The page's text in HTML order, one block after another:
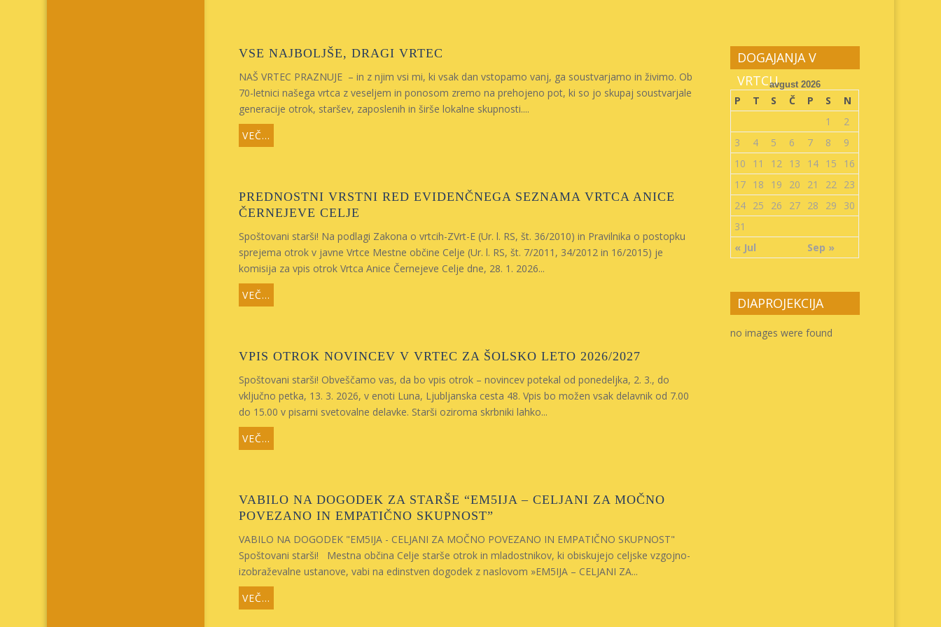
VSE NAJBOLJŠE, DRAGI VRTEC
NAŠ VRTEC PRAZNUJE – in z njim vsi mi, ki vsak dan vstopamo vanj, ga soustvarjamo in živimo. Ob
70-letnici našega vrtca z veseljem in ponosom zremo na prehojeno pot, ki so jo skupaj soustvarjale
generacije otrok, staršev, zaposlenih in širše lokalne skupnosti....
VEČ...
PREDNOSTNI VRSTNI RED EVIDENČNEGA SEZNAMA VRTCA ANICE
ČERNEJEVE CELJE
Spoštovani starši! Na podlagi Zakona o vrtcih-ZVrt-E (Ur. l. RS, št. 36/2010) in Pravilnika o postopku
sprejema otrok v javne Vrtce Mestne občine Celje (Ur. l. RS, št. 7/2011, 34/2012 in 16/2015) je
komisija za vpis otrok Vrtca Anice Černejeve Celje dne, 28. 1. 2026...
VEČ...
VPIS OTROK NOVINCEV V VRTEC ZA ŠOLSKO LETO 2026/2027
Spoštovani starši! Obveščamo vas, da bo vpis otrok – novincev potekal od ponedeljka, 2. 3., do
vključno petka, 13. 3. 2026, v enoti Luna, Ljubljanska cesta 48. Vpis bo možen vsak delavnik od 7.00
do 15.00 v pisarni svetovalne delavke. Starši oziroma skrbniki lahko...
VEČ...
VABILO NA DOGODEK ZA STARŠE “EM5IJA – CELJANI ZA MOČNO
POVEZANO IN EMPATIČNO SKUPNOST”
VABILO NA DOGODEK "EM5IJA - CELJANI ZA MOČNO POVEZANO IN EMPATIČNO SKUPNOST"
Spoštovani starši! Mestna občina Celje starše otrok in mladostnikov, ki obiskujejo celjske vzgojno-
izobraževalne ustanove, vabi na edinstven dogodek z naslovom »EM5IJA – CELJANI ZA...
VEČ...
DOGAJANJA V
VRTCUavgust 2026
P T S Č P S
N
1
2
3
4 5 6 7 8
9
10
11 12 13 14 15
16
17 18 19 20 21 22
23
24 25 26 27 28 29
30
31
« Jul
Sep »
DIAPROJEKCIJA
no images were found